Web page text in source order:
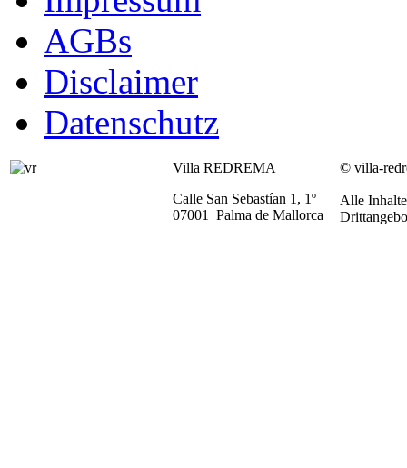
AGBs
Disclaimer
Datenschutz
Villa REDREMA
Calle San Sebastían 1, 1º
07001 Palma de Mallorca
© villa-
Alle